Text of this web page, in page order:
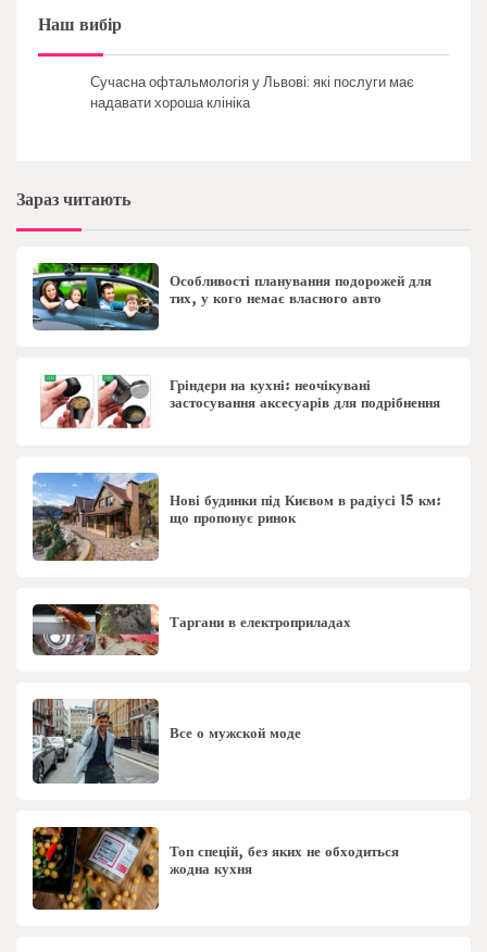
Наш вибір
Сучасна офтальмологія у Львові: які послуги має
надавати хороша клініка
Зараз читають
Особливості планування подорожей для
тих, у кого немає власного авто
Гріндери на кухні: неочікувані
застосування аксесуарів для подрібнення
Нові будинки під Києвом в радіусі 15 км:
що пропонує ринок
Таргани в електроприладах
Все о мужской моде
Топ спецій, без яких не обходиться
жодна кухня